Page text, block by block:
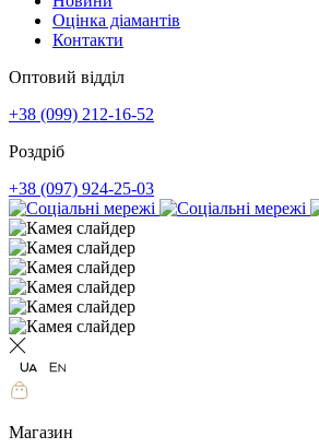
Оцінка діамантів
Контакти
Оптовий відділ
+38 (099) 212-16-52
Роздріб
+38 (097) 924-25-03
Магазин